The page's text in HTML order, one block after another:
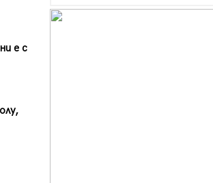
е с
Да отговорим на жегите с филм